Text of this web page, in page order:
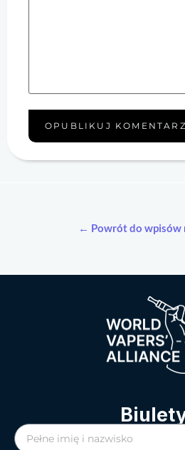
← Powrót do wpisów